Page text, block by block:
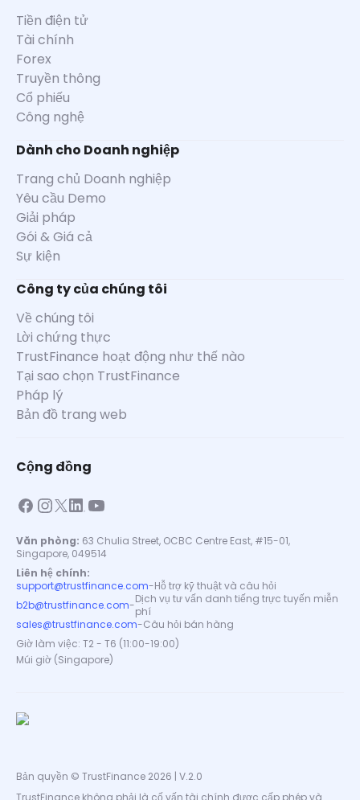
Tiền điện tử
Tài chính
Forex
Truyền thông
Cổ phiếu
Công nghệ
Dành cho Doanh nghiệp
Trang chủ Doanh nghiệp
Yêu cầu Demo
Giải pháp
Gói & Giá cả
Sự kiện
Công ty của chúng tôi
Về chúng tôi
Lời chứng thực
TrustFinance hoạt động như thế nào
Tại sao chọn TrustFinance
Pháp lý
Bản đồ trang web
Cộng đồng
Văn phòng: 63 Chulia Street, OCBC Centre East, #15-01,
Singapore, 049514
Liên hệ chính:
support@trustfinance.com-Hỗ trợ kỹ thuật và câu hỏi
b2b@trustfinance.com-Dịch vụ tư vấn danh tiếng trực tuyến miễn
phí
sales@trustfinance.com-Câu hỏi bán hàng
Giờ làm việc: T2 - T6 (11:00-19:00)
Múi giờ (Singapore)
Bản quyền © TrustFinance 2026 | V.2.0
TrustFinance không phải là cố vấn tài chính được cấp phép và